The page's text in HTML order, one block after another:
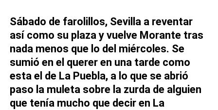
Sábado de farolillos, Sevilla a reventar
así como su plaza y vuelve Morante tras
nada menos que lo del miércoles. Se
sumió en el querer en una tarde como
esta el de La Puebla, a lo que se abrió
paso la muleta sobre la zurda de alguien
que tenía mucho que decir en La